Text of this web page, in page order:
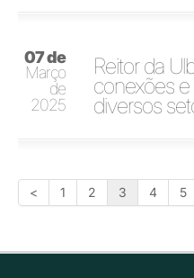
07 de
Março
de
2025
Reitor da
conexões
diversos
< 1 2 3 4 5